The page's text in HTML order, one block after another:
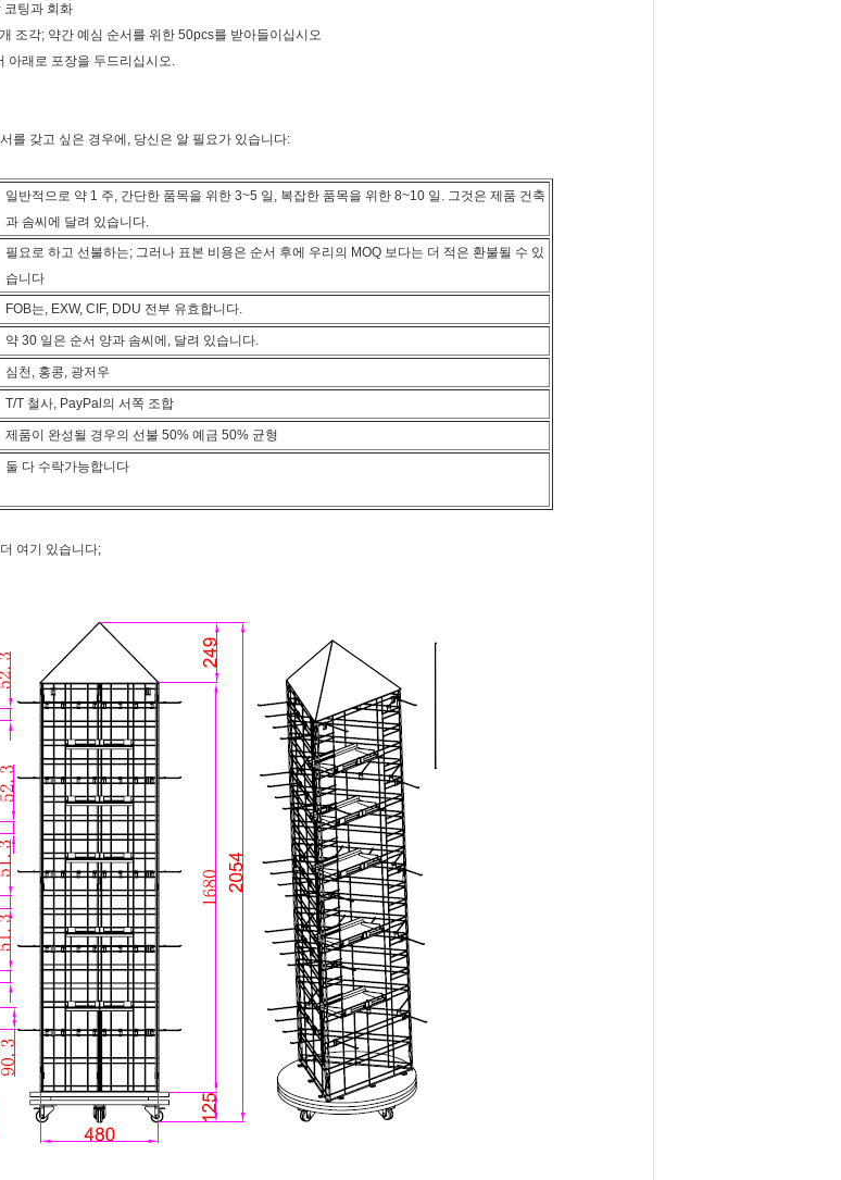
코팅과 회화
조각; 약간 예심 순서를 위한 50pcs를 받아들이십시오
아래로 포장을 두드리십시오.
를 갖고 싶은 경우에, 당신은 알 필요가 있습니다:
일반적으로 약 1 주, 간단한 품목을 위한 3~5 일, 복잡한 품목을 위한 8~10 일. 그것은 제품 건축
과 솜씨에 달려 있습니다.
필요로 하고 선불하는; 그러나 표본 비용은 순서 후에 우리의 MOQ 보다는 더 적은 환불될 수 있
습니다
FOB는, EXW, CIF, DDU 전부 유효합니다.
약 30 일은 순서 양과 솜씨에, 달려 있습니다.
심천, 홍콩, 광저우
T/T 철사, PayPal의 서쪽 조합
제품이 완성될 경우의 선불 50% 예금 50% 균형
둘 다 수락가능합니다
여기 있습니다;